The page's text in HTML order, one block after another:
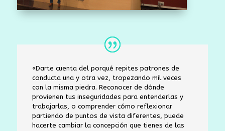
«Darte cuenta del porqué repites patrones de
conducta una y otra vez, tropezando mil veces
con la misma piedra. Reconocer de dónde
provienen tus inseguridades para entenderlas y
trabajarlas, o comprender cómo reflexionar
partiendo de puntos de vista diferentes, puede
hacerte cambiar la concepción que tienes de las